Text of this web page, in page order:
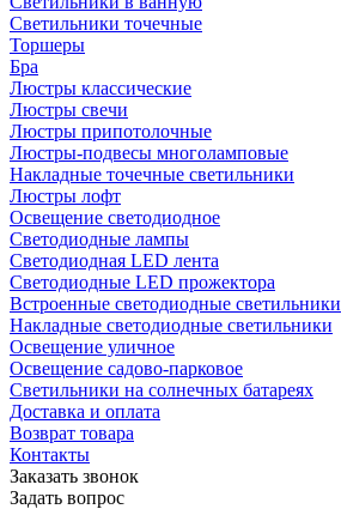
Светильники точечные
Торшеры
Бра
Люстры классические
Люстры свечи
Люстры припотолочные
Люстры-подвесы многоламповые
Накладные точечные светильники
Люстры лофт
Освещение светодиодное
Светодиодные лампы
Светодиодная LED лента
Светодиодные LED прожектора
Встроенные светодиодные светильники
Накладные светодиодные светильники
Освещение уличное
Освещение садово-парковое
Светильники на солнечных батареях
Доставка и оплата
Возврат товара
Контакты
Заказать звонок
Задать вопрос